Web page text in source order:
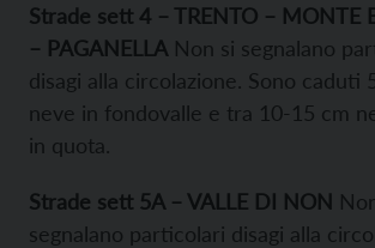
Strade sett 4 – TRENTO – MONTE
– PAGANELLA Non si segnalano
disagi alla circolazione. Sono caduti
neve in fondovalle e tra 10-15 cm
in quota.
Strade sett 5A – VALLE DI NON
segnalano particolari disagi alla